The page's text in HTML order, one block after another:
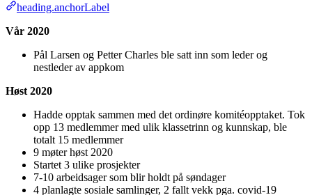
heading.anchorLabel
Vår 2020
Pål Larsen og Petter Charles ble satt inn som leder og
nestleder av appkom
Høst 2020
Hadde opptak sammen med det ordinøre komitéopptaket. Tok
opp 13 medlemmer med ulik klassetrinn og kunnskap, ble
totalt 15 medlemmer
9 møter høst 2020
Startet 3 ulike prosjekter
7-10 arbeidsager som blir holdt på søndager
4 planlagte sosiale samlinger, 2 fallt vekk pga. covid-19